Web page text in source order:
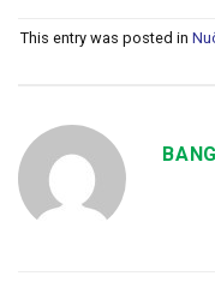
This entry was posted in